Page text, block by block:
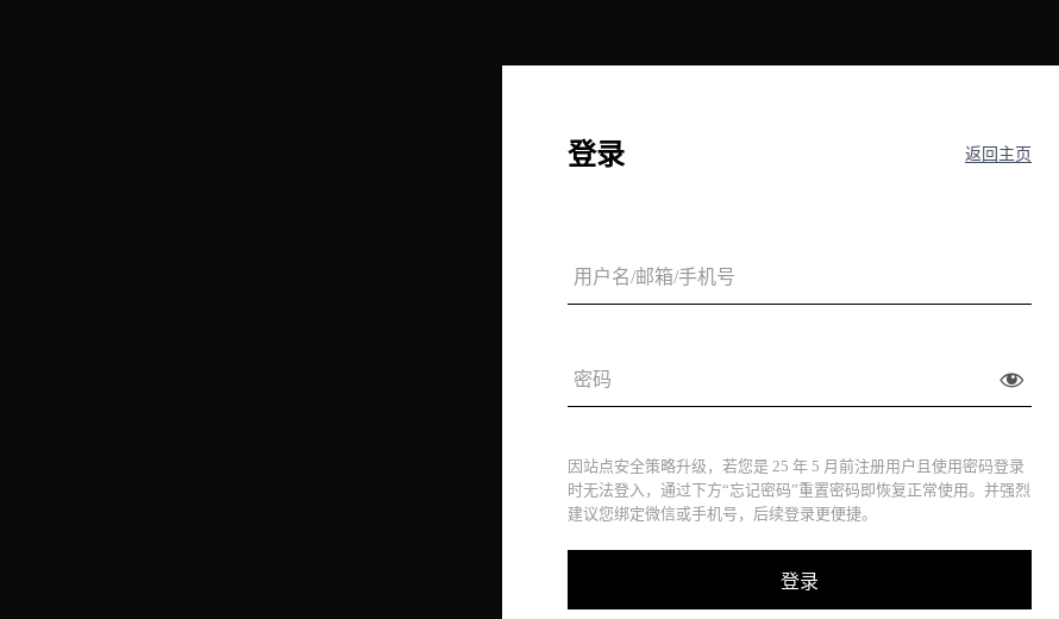
登录 返回主页
因站点安全策略升级，若您是 25 年 5 月前注册用户且使用密码登录
时无法登入，通过下方“忘记密码”重置密码即恢复正常使用。并强烈
建议您绑定微信或手机号，后续登录更便捷。
登录